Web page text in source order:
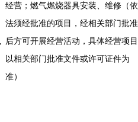
经营；燃气燃烧器具安装、维修（依
法须经批准的项目，经相关部门批准
后方可开展经营活动，具体经营项目
以相关部门批准文件或许可证件为
准）